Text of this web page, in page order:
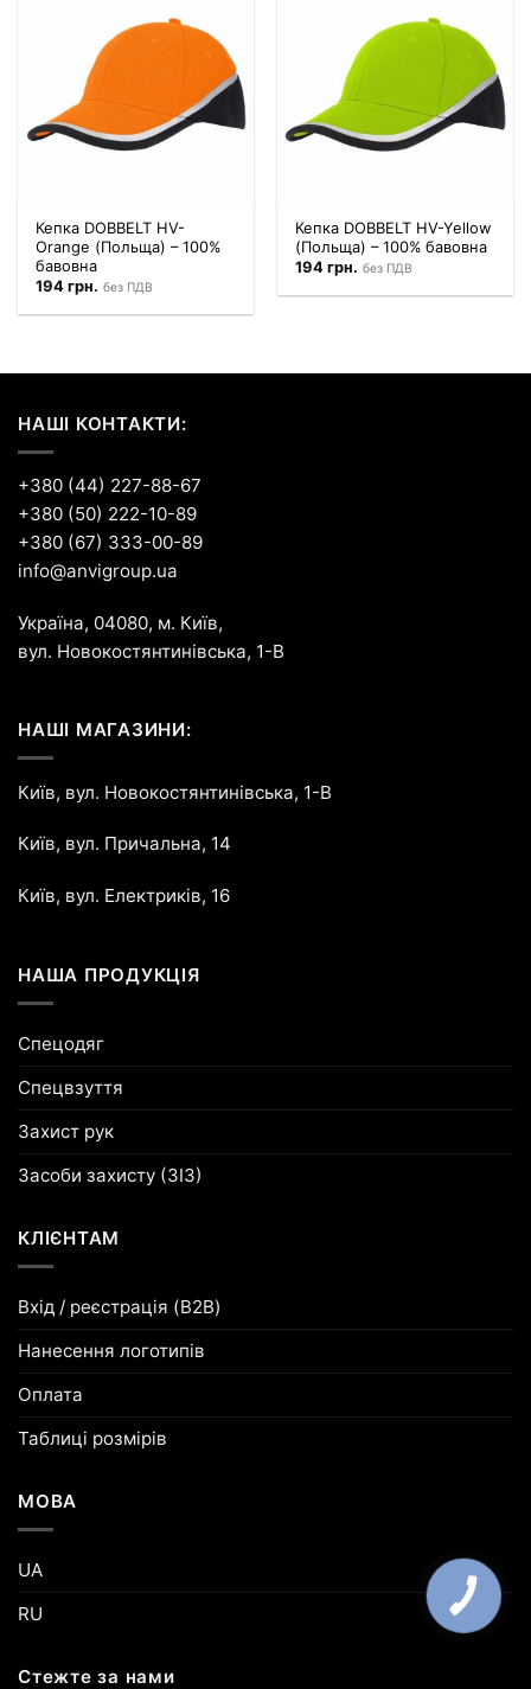
Кепка DOBBELT HV-
Orange (Польща) – 100%
бавовна
194грн. без ПДВ
Кепка DOBBELT HV-Yellow
(Польща) – 100% бавовна
194грн. без ПДВ
НАШІ КОНТАКТИ:
+380 (44) 227-88-67
+380 (50) 222-10-89
+380 (67) 333-00-89
info@anvigroup.ua
Україна, 04080, м. Київ,
вул. Новокостянтинівська, 1-В
НАШІ МАГАЗИНИ:
Київ, вул. Новокостянтинівська, 1-В
Київ, вул. Причальна, 14
Київ, вул. Електриків, 16
НАША ПРОДУКЦІЯ
Спецодяг
Спецвзуття
Захист рук
Засоби захисту (ЗІЗ)
КЛІЄНТАМ
Вхід / реєстрація (B2B)
Нанесення логотипів
Оплата
Таблиці розмірів
МОВА
UA
RU
Стежте за нами
КНОПКА
ЗВ'ЯЗКУ